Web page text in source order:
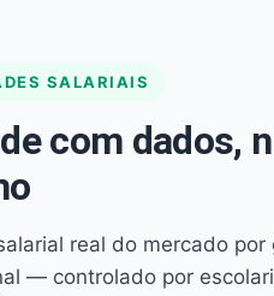
SALARIAIS
com dados,
real do mercado por
— controlado por